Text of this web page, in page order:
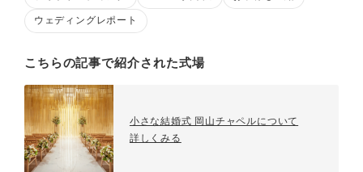
ウェディングレポート
こちらの記事で紹介された式場
小さな結婚式 岡山チャペルについて
詳しくみる